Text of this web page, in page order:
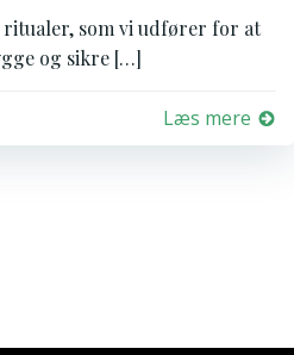
ritualer, som vi udfører for at
og sikre […]
Læs mere